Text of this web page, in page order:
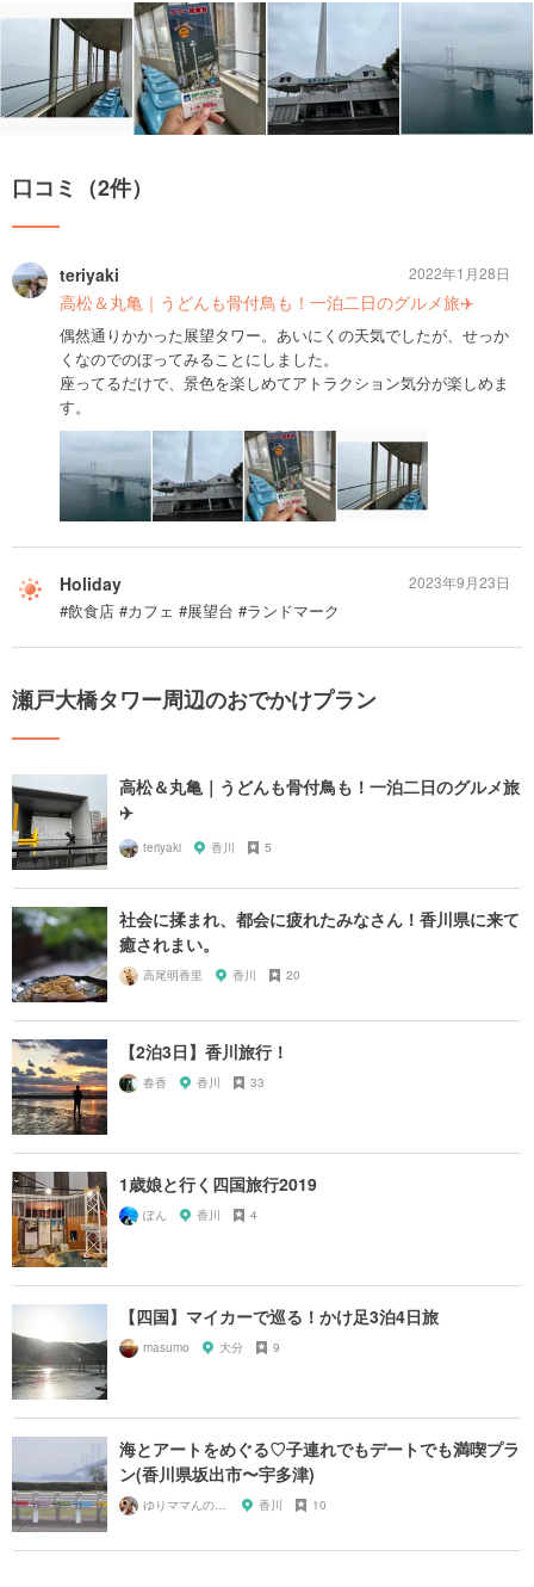
口コミ（2件）
teriyaki
高松＆丸亀｜うどんも骨付鳥も！一泊二日のグルメ旅✈️
偶然通りかかった展望タワー。あいにくの天気でしたが、せっか
くなのでのぼってみることにしました。
座ってるだけで、景色を楽しめてアトラクション気分が楽しめま
す。
2022年1月28日
Holiday
#飲食店 #カフェ #展望台 #ランドマーク
2023年9月23日
瀬戸大橋タワー周辺のおでかけプラン
高松＆丸亀｜うどんも骨付鳥も！一泊二日のグルメ旅
✈️
teriyaki 香川 5
社会に揉まれ、都会に疲れたみなさん！香川県に来て
癒されまい。
高尾明香里 香川 20
【2泊3日】香川旅行！
春香 香川 33
1歳娘と行く四国旅行2019
ぽん 香川 4
【四国】マイカーで巡る！かけ足3泊4日旅
masumo 大分 9
海とアートをめぐる♡子連れでもデートでも満喫プラ
ン(香川県坂出市〜宇多津)
ゆりママんのもぐもぐ＊日和♡ 香川 10